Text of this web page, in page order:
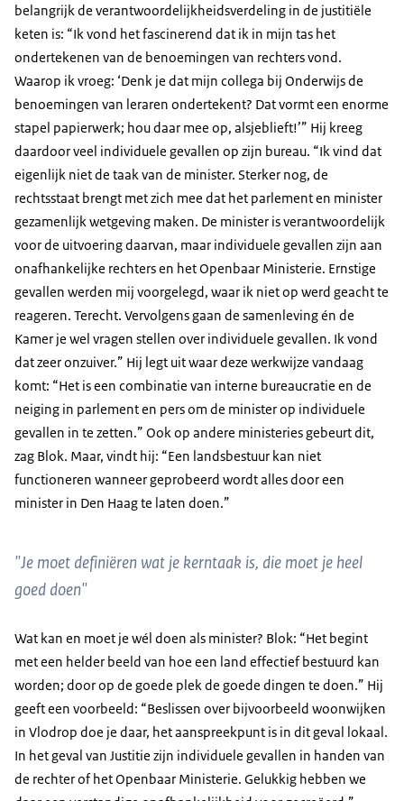
belangrijk de verantwoordelijkheidsverdeling in de justitiële
keten is: “Ik vond het fascinerend dat ik in mijn tas het
ondertekenen van de benoemingen van rechters vond.
Waarop ik vroeg: ‘Denk je dat mijn collega bij Onderwijs de
benoemingen van leraren ondertekent? Dat vormt een enorme
stapel papierwerk; hou daar mee op, alsjeblieft!’” Hij kreeg
daardoor veel individuele gevallen op zijn bureau. “Ik vind dat
eigenlijk niet de taak van de minister. Sterker nog, de
rechtsstaat brengt met zich mee dat het parlement en minister
gezamenlijk wetgeving maken. De minister is verantwoordelijk
voor de uitvoering daarvan, maar individuele gevallen zijn aan
onafhankelijke rechters en het Openbaar Ministerie. Ernstige
gevallen werden mij voorgelegd, waar ik niet op werd geacht te
reageren. Terecht. Vervolgens gaan de samenleving én de
Kamer je wel vragen stellen over individuele gevallen. Ik vond
dat zeer onzuiver.” Hij legt uit waar deze werkwijze vandaag
komt: “Het is een combinatie van interne bureaucratie en de
neiging in parlement en pers om de minister op individuele
gevallen in te zetten.” Ook op andere ministeries gebeurt dit,
zag Blok. Maar, vindt hij: “Een landsbestuur kan niet
functioneren wanneer geprobeerd wordt alles door een
minister in Den Haag te laten doen.”
"Je moet definiëren wat je kerntaak is, die moet je heel
goed doen"
Wat kan en moet je wél doen als minister? Blok: “Het begint
met een helder beeld van hoe een land effectief bestuurd kan
worden; door op de goede plek de goede dingen te doen.” Hij
geeft een voorbeeld: “Beslissen over bijvoorbeeld woonwijken
in Vlodrop doe je daar, het aanspreekpunt is in dit geval lokaal.
In het geval van Justitie zijn individuele gevallen in handen van
de rechter of het Openbaar Ministerie. Gelukkig hebben we